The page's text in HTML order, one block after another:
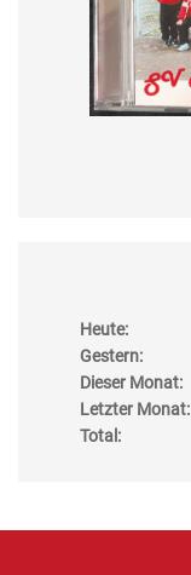
Heute:
Gestern:
Dieser Monat:
Letzter Monat:
Total: